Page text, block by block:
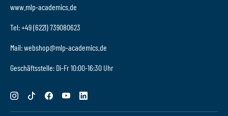
www.mlp-academics.de
Tel: +49 (6221) 739080623
Mail: webshop@mlp-academics.de
Geschäftsstelle: Di-Fr 10:00-16:30 Uhr